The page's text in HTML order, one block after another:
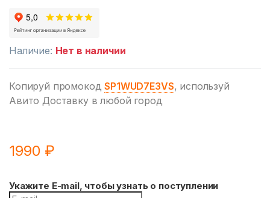
Наличие: Нет в наличии
Копируй промокодSP1WUD7E3VS, используй
Авито Доставку в любой город
1990₽
Укажите E-mail, чтобы узнать о поступлении